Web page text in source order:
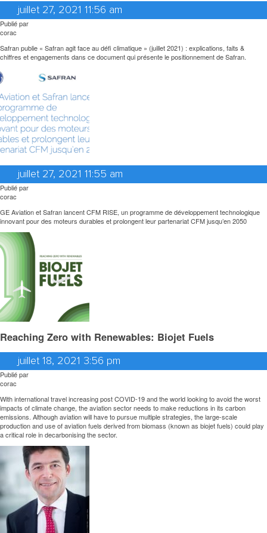
juillet 27, 2021 11:56 am
Publié par
corac
Safran publie « Safran agit face au défi climatique » (juillet 2021) : explications, faits &
chiffres et engagements dans ce document qui présente le positionnement de Safran.
juillet 27, 2021 11:55 am
Publié par
corac
GE Aviation et Safran lancent CFM RISE, un programme de développement technologique
innovant pour des moteurs durables et prolongent leur partenariat CFM jusqu’en 2050
Reaching Zero with Renewables: Biojet Fuels
juillet 18, 2021 3:56 pm
Publié par
corac
With international travel increasing post COVID-19 and the world looking to avoid the worst
impacts of climate change, the aviation sector needs to make reductions in its carbon
emissions. Although aviation will have to pursue multiple strategies, the large-scale
production and use of aviation fuels derived from biomass (known as biojet fuels) could play
a critical role in decarbonising the sector.